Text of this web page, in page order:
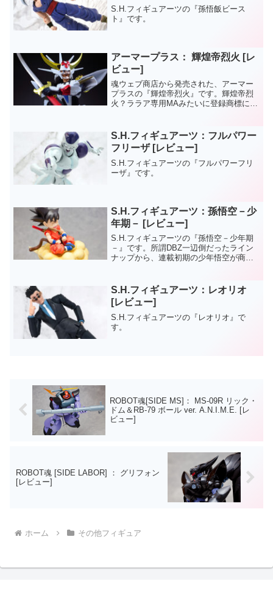
S.H.フィギュアーツの『孫悟飯ビース
ト』です。
アーマープラス： 輝煌帝烈火 [レ
ビュー]
魂ウェブ商店から発売された、アーマー
プラスの『輝煌帝烈火』です。輝煌帝烈
火？ララア専用MAみたいに登録商標に問
EFFECT を使ったの写真を追加しまし
た。
S.H.フィギュアーツ：フルパワー
フリーザ [レビュー]
S.H.フィギュアーツの『フルパワーフリ
ーザ』です。
S.H.フィギュアーツ：孫悟空－少
年期－ [レビュー]
S.H.フィギュアーツの『孫悟空－少年期
－』です。所謂DBZ一辺倒だったライン
ナップから、連載初期の少年悟空が商品
ツが豊富です。
S.H.フィギュアーツ：レオリオ
[レビュー]
S.H.フィギュアーツの『レオリオ』で
す。
ROBOT魂[SIDE MS]： MS-09R リック・
ドム＆RB-79 ボール ver. A.N.I.M.E. [レ
ビュー]
ROBOT魂 [SIDE LABOR] ： グリフォン
[レビュー]
ホーム その他フィギュア